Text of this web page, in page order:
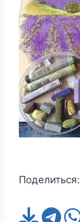
Поделиться: